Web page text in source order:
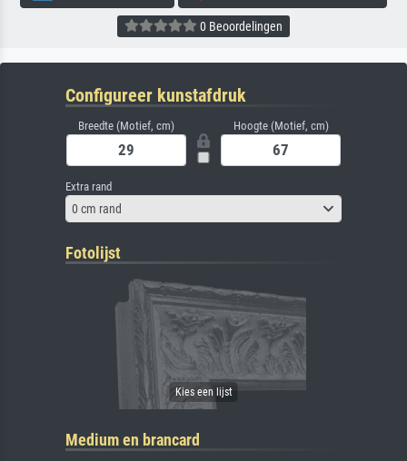
0 Beoordelingen
Configureer kunstafdruk
Breedte (Motief, cm) Hoogte (Motief, cm)
Extra rand
0 cm rand
Fotolijst
Medium en brancard